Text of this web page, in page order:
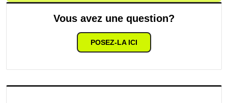
Vous avez une question?
POSEZ-LA ICI